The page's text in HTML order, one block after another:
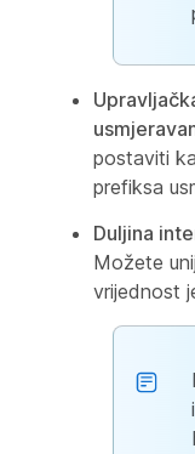
postaviti
prefiksa
Duljina
Možete
vrijednost